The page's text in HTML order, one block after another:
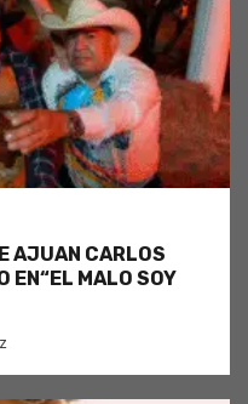
AJUAN CARLOS
EN“EL MALO SOY